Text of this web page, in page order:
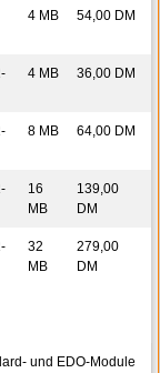
4 MB 54,00 DM
4 MB 36,00 DM
8 MB 64,00 DM
16
MB
139,00
DM
32
MB
279,00
DM
und EDO-Module